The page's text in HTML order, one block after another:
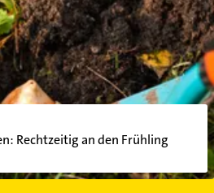
Rechtzeitig an den Frühling